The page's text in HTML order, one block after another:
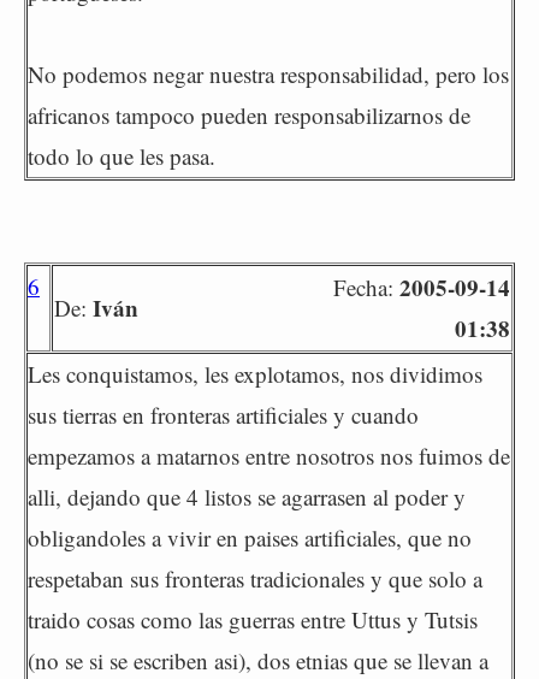
No podemos negar nuestra responsabilidad, pero los
africanos tampoco pueden responsabilizarnos de
todo lo que les pasa.
6
De: Iván
Fecha: 2005-09-14
01:38
Les conquistamos, les explotamos, nos dividimos
sus tierras en fronteras artificiales y cuando
empezamos a matarnos entre nosotros nos fuimos de
alli, dejando que 4 listos se agarrasen al poder y
obligandoles a vivir en paises artificiales, que no
respetaban sus fronteras tradicionales y que solo a
traido cosas como las guerras entre Uttus y Tutsis
(no se si se escriben asi), dos etnias que se llevan a